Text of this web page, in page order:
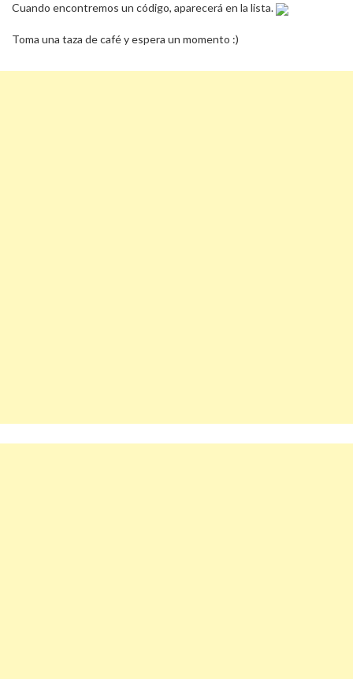
Cuando encontremos un código, aparecerá en la lista.
Toma una taza de café y espera un momento :)